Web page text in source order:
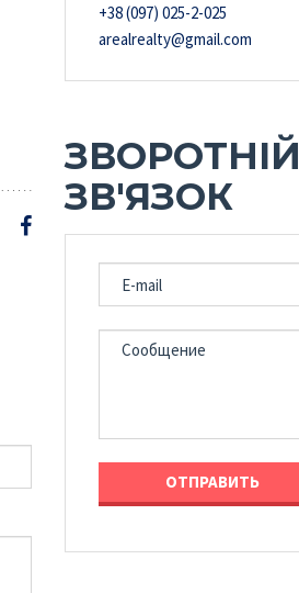
+38 (097) 025-2-025
arealrealty@gmail.com
ЗВОРОТНІЙ
ЗВ'ЯЗОК
E-MAIL
СООБЩЕНИЕ